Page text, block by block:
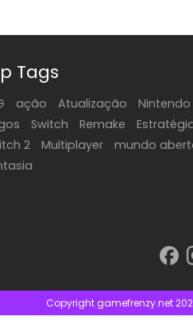
Tags
ação Atualização Nintendo
Switch Remake
2
Multiplayer mundo
Copyright gamefrenzy.net